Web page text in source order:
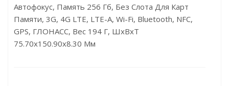
Автофокус, Память 256 Гб, Без Слота Для Карт
Памяти, 3G, 4G LTE, LTE-A, Wi-Fi, Bluetooth, NFC,
GPS, ГЛОНАСС, Вес 194 Г, ШxВxТ
75.70x150.90x8.30 Мм